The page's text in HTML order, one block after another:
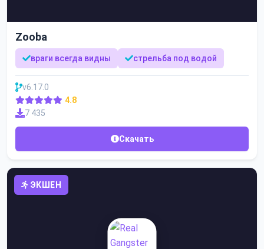
Zooba
враги всегда видны стрельба под водой
v6.17.0
4.8
7 435
Скачать
ЭКШЕН